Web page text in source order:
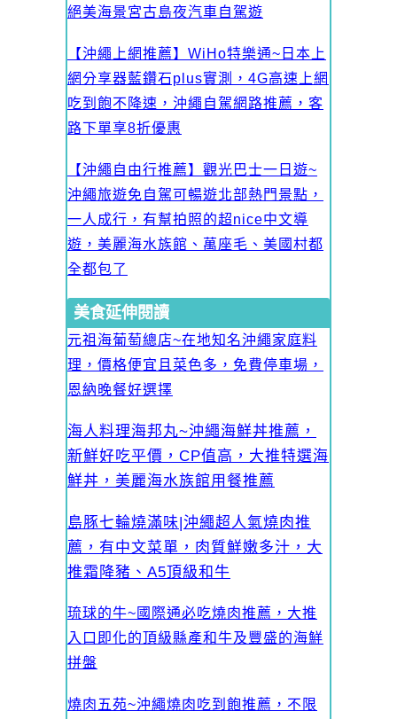
絕美海景宮古島夜汽車自駕遊
【沖繩上網推薦】WiHo特樂通~日本上
網分享器藍鑽石plus實測，4G高速上網
吃到飽不降速，沖繩自駕網路推薦，客
路下單享8折優惠
【沖繩自由行推薦】觀光巴士一日遊~
沖繩旅遊免自駕可暢遊北部熱門景點，
一人成行，有幫拍照的超nice中文導
遊，美麗海水族館、萬座毛、美國村都
全都包了
美食延伸閱讀
元祖海葡萄總店~在地知名沖繩家庭料
理，價格便宜且菜色多，免費停車場，
恩納晚餐好選擇
海人料理海邦丸~沖繩海鮮丼推薦，
新鮮好吃平價，CP值高，大推特選海
鮮丼，美麗海水族館用餐推薦
島豚七輪燒滿味|沖繩超人氣燒肉推
薦，有中文菜單，肉質鮮嫩多汁，大
推霜降豬、A5頂級和牛
琉球的牛~國際通必吃燒肉推薦，大推
入口即化的頂級縣產和牛及豐盛的海鮮
拼盤
燒肉五苑~沖繩燒肉吃到飽推薦，不限